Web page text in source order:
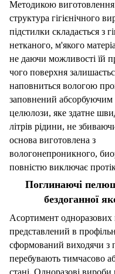
Методикою виготовлення
структура гігієнічного
підстилки складається з
нетканого, м'якого
не даючи можливості їй
чого поверхня
наповниться вологою
заповнений
целюлози, яке здатне
літрів рідини, не
основа виготовлена з
вологонепроникного,
повністю виключає
Поглинаючі
бездоганної
Асортимент
представлений в
сформований виходячи з
перебувають тимчасово
стані. Одноразові вироби